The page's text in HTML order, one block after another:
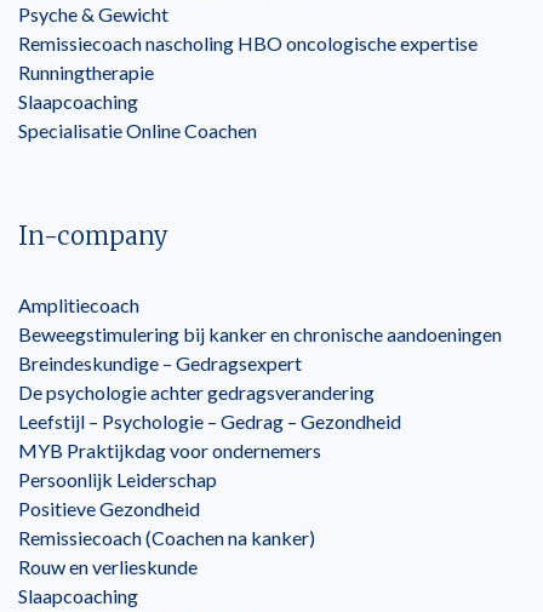
Psyche & Gewicht
Remissiecoach nascholing HBO oncologische expertise
Runningtherapie
Slaapcoaching
Specialisatie Online Coachen
In-company
Amplitiecoach
Beweegstimulering bij kanker en chronische aandoeningen
Breindeskundige – Gedragsexpert
De psychologie achter gedragsverandering
Leefstijl – Psychologie – Gedrag – Gezondheid
MYB Praktijkdag voor ondernemers
Persoonlijk Leiderschap
Positieve Gezondheid
Remissiecoach (Coachen na kanker)
Rouw en verlieskunde
Slaapcoaching